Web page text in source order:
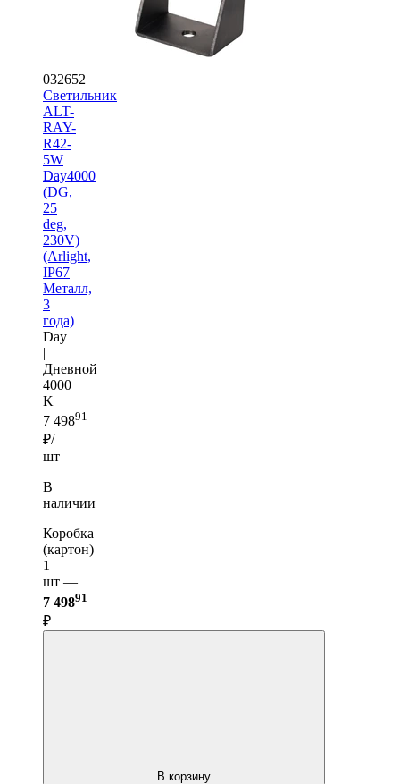
032652
Светильник
ALT-
RAY-
R42-
5W
Day4000
(DG,
25
deg,
230V)
(Arlight,
IP67
Металл,
3
года)
Day
|
Дневной
4000
K
7 49891
₽/
шт
В
наличии
Коробка
(картон)
1
шт —
7 49891
₽
В корзину